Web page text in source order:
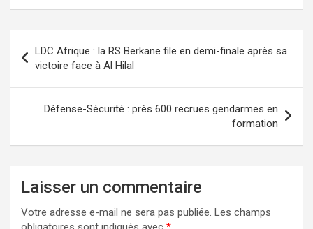
de
l’article
LDC Afrique : la RS Berkane file en demi-finale après sa
victoire face à Al Hilal
Défense-Sécurité : près 600 recrues gendarmes en
formation
Laisser un commentaire
Votre adresse e-mail ne sera pas publiée. Les champs